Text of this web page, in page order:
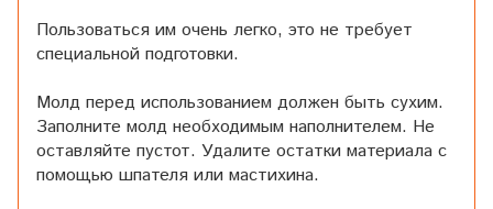
Пользоваться им очень легко, это не требует
специальной подготовки.
Молд перед использованием должен быть сухим.
Заполните молд необходимым наполнителем. Не
оставляйте пустот. Удалите остатки материала с
помощью шпателя или мастихина.